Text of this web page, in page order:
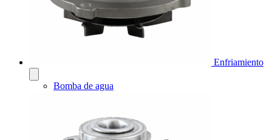
Enfriamiento
Bomba de agua